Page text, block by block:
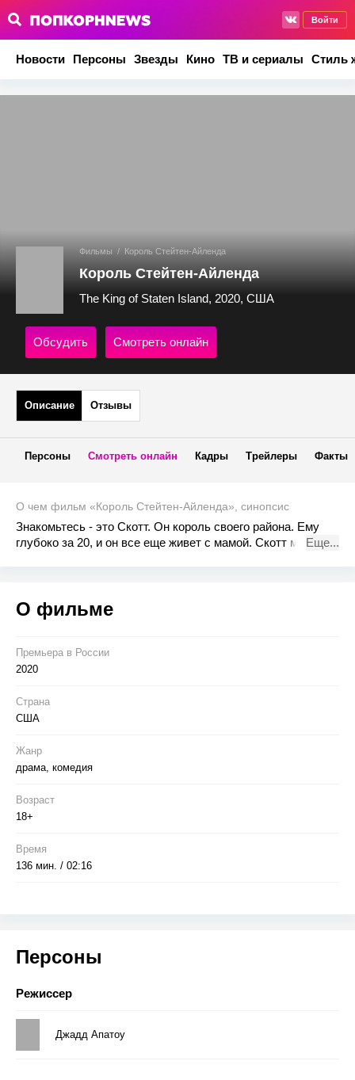
Войти
Новости Персоны Звезды Кино ТВ и сериалы Стиль
Фильмы / Король Стейтен-Айленда
Король Стейтен-Айленда
The King of Staten Island, 2020, США
Обсудить Смотреть онлайн
Описание Отзывы
Персоны Смотреть онлайн Кадры Трейлеры Факты
О чем фильм «Король Стейтен-Айленда», синопсис
Знакомьтесь - это Скотт. Он король своего района. Ему
глубоко за 20, и он все еще живет с мамой. Скотт мечтает
однажды после очередной шумной вечеринки, мама
вероломно выгоняет его из дома. Пришло время
Еще...
О фильме
Премьера в Росcии
2020
Страна
США
Жанр
драма, комедия
Возраст
18+
Время
136 мин. / 02:16
Персоны
Режиссер
Джадд Апатоу